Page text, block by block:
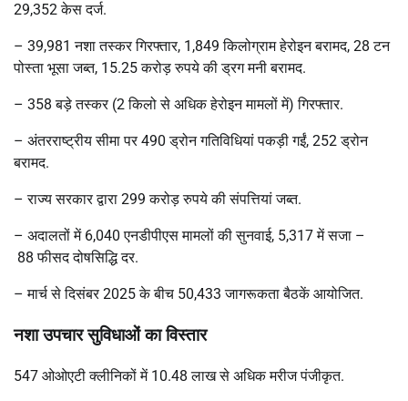
29,352 केस दर्ज.
– 39,981नशा तस्कर गिरफ्तार, 1,849 किलोग्राम हेरोइन बरामद, 28 टन
पोस्ता भूसा जब्त, 15.25 करोड़ रुपये की ड्रग मनी बरामद.
– 358बड़े तस्कर (2 किलो से अधिक हेरोइन मामलों में) गिरफ्तार.
– अंतरराष्ट्रीय सीमा पर 490 ड्रोन गतिविधियां पकड़ी गईं, 252 ड्रोन
बरामद.
–राज्य सरकार द्वारा 299 करोड़ रुपये की संपत्तियां जब्त.
– अदालतों में 6,040 एनडीपीएस मामलों की सुनवाई, 5,317 में सजा –
88फीसद दोषसिद्धि दर.
–मार्च से दिसंबर 2025 के बीच 50,433 जागरूकता बैठकें आयोजित.
नशा उपचार सुविधाओं का विस्तार
547 ओओएटी क्लीनिकों में 10.48 लाख से अधिक मरीज पंजीकृत.